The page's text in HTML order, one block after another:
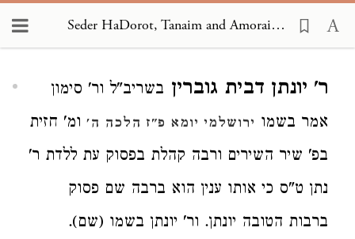
Seder HaDorot, Tanaim and Amoraim 1887
ר' יונתן דבית גוברין בשריב"ל ור' סימון
אמר בשמו ירושלמי יומא פ"ז הלכה ה' ומ' חזית
בפ' שיר השירים ורבה קהלת בפסוק עת ללדת ר'
נתן ט"ס כי אותו ענין הוא ברבה שם פסוק
ברבות הטובה יונתן. ור' יונתן בשמו (שם).